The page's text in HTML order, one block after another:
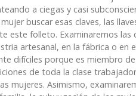
a ciegas y casi
buscar esas claves, las
este folleto. Examinaremos
artesanal, en la fábrica o en
difíciles porque es miembro
de toda la clase
mujeres. Asimismo,